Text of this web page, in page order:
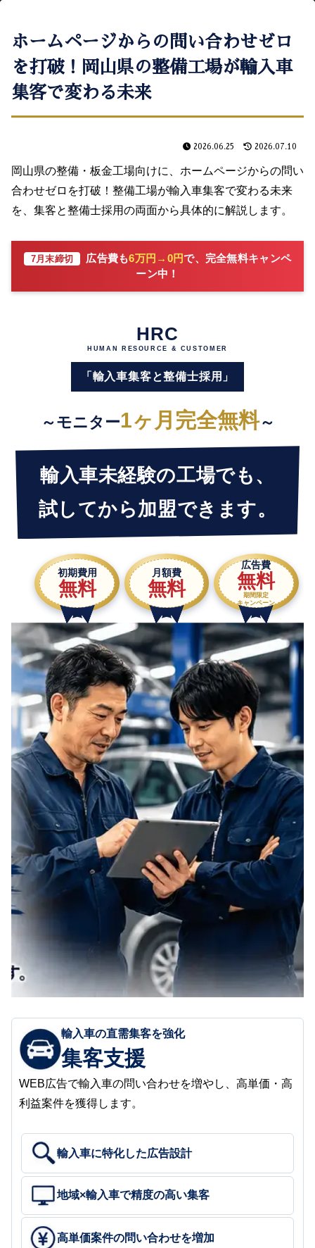
ホームページからの問い合わせゼロ
を打破！岡山県の整備工場が輸入車
集客で変わる未来
2026.06.25 2026.07.10
岡山県の整備・板金工場向けに、ホームページからの問い
合わせゼロを打破！整備工場が輸入車集客で変わる未来
を、集客と整備士採用の両面から具体的に解説します。
7月末締切 広告費も6万円→0円で、完全無料キャンペ
ーン中！
HRC
HUMAN RESOURCE & CUSTOMER
「輸入車集客と整備士採用」
～モニター1ヶ月完全無料～
輸入車未経験の工場でも、
試してから加盟できます。
初期費用
無料
月額費
無料
広告費
無料
期間限定
キャンペーン
輸入車の直需集客を強化
集客支援
WEB広告で輸入車の問い合わせを増やし、高単価・高
利益案件を獲得します。
輸入車に特化した広告設計
地域×輸入車で精度の高い集客
高単価案件の問い合わせを増加